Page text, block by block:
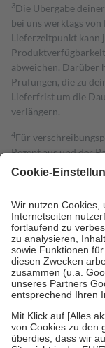
3Die Übergabe
bei uns werktags
Lieferzeitpunkt kann
abweichen. Darüber
Prüfungen, die zu
Lieferfrist um die
verlängern.
4Für
Rezept aus und der
gesetzliche
Kosten dafür, der
Grundsätzlich
Prozent des
höchstens zehn Euro.
Kosten der Leistung
Diese Regeln gelten
Bei Heilmitteln und
Zuzahlung zehn
Verordnung.
Um das Engagement
stärken und die